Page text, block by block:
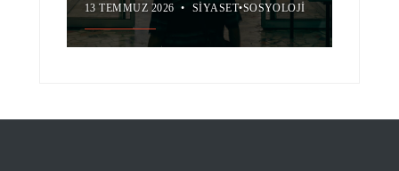
13 TEMMUZ 2026 • SIYASET•SOSYOLOJI